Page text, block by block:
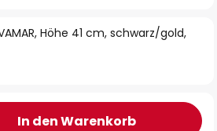
Höhe 41 cm, schwarz/gold,
In den Warenkorb